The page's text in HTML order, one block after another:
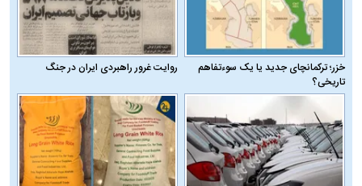
خزر؛ ترکمانچای جدید یا یک سوءتفاهم
تاریخی؟
روایت غرور راهبردی ایران در جنگ